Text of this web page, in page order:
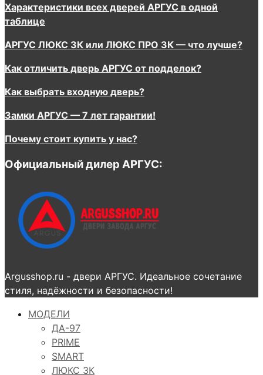
Характеристики всех дверей АРГУС в одной
таблице
АРГУС ЛЮКС 3К или ЛЮКС ПРО 3К — что лучше?
Как отличить дверь АРГУС от подделок?
Как выбрать входную дверь?
Замки АРГУС — 7 лет гарантии!
Почему стоит купить у нас?
Официальный дилер АРГУС:
Argusshop.ru - двери АРГУС. Идеальное сочетание
стиля, надёжности и безопасности!
МОДЕЛИ
ДА-97
PRIME
SMART
ЛЮКС 3К